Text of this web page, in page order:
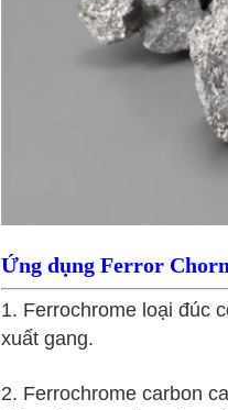
Ứng dụng Ferror
1. Ferrochrome loại đúc
xuất gang.
2. Ferrochrome carbon